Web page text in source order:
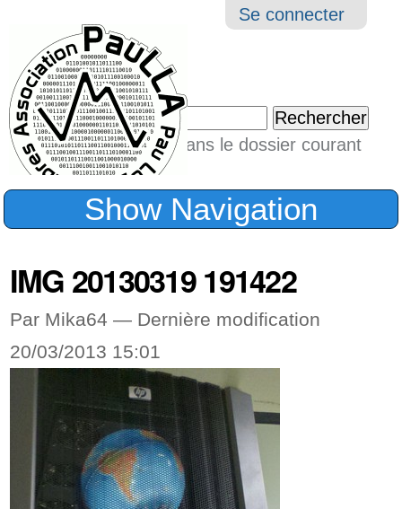
Outils
Se connecter
Chercher par
Seulement dans le dossier courant
Recherche
Show Navigation
IMG 20130319 191422
Par Mika64 — Dernière modification
20/03/2013 15:01